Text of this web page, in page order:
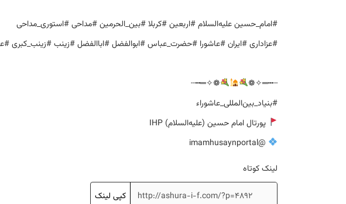
#امام_حسین علیه‌السلام #اربعین #کربلا #بین_الحرمین #مداحی #استوری_مداحی
#عزاداری #ایران #عاشورا #حضرت_عباس #ابوالفضل #اباالفضل #زینب #زینب_کبری
┄┅═✧❁
❁✧═┅┄
#بنیاد_بین‌المللی_عاشوراء
پورتال امام حسین (علیه‌السلام) IHP
@imamhusaynportal
لینک کوتاه
کپی لینک